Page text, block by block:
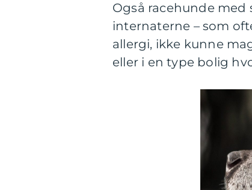
Også racehunde
internaterne – som
allergi, ikke kunne
eller i en type bolig